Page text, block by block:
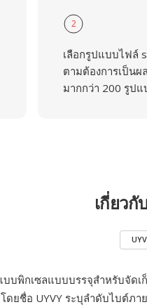
2
เลือกรูปแบบไฟล์
ตามต้องการเป็น
มากกว่า 200 รูปแ
เกี่ยว
บบพิกเซลแบบบรรจุสำหรับจัด
ดยชื่อ UYVY ระบุลำดับไบต์ภ